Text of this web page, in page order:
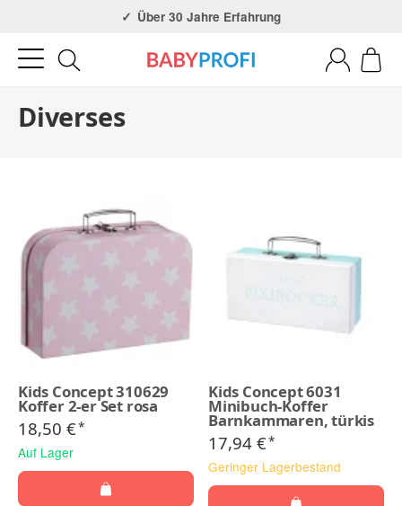
3x in NRW
Diverses
Kids Concept 310629
Koffer 2-er Set rosa
18,50 €*
Auf Lager
Kids Concept 6031
Minibuch-Koffer
Barnkammaren, türkis
17,94 €*
Geringer Lagerbestand